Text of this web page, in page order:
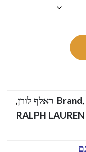
Brand,
,
ראלף לורן סריג ווסט לגבר כל הקטלוג RALPH LAUREN